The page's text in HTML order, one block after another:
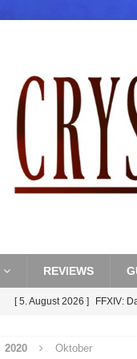
REVIEWS
[ 5. August 2026 ] FFXIV:
2020 Oktober